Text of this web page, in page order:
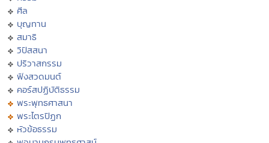
ศีล
บุญทาน
สมาธิ
วิปัสสนา
ปริวาสกรรม
ฟังสวดมนต์
คอร์สปฏิบัติธรรม
พระพุทธศาสนา
พระไตรปิฏก
หัวข้อธรรม